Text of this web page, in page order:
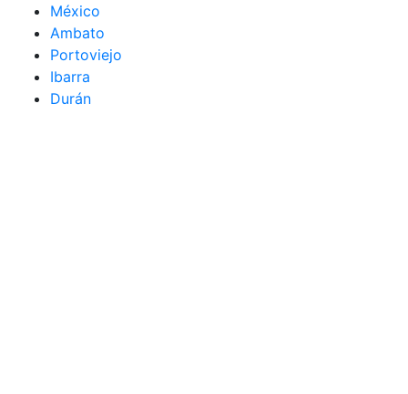
México
Ambato
Portoviejo
Ibarra
Durán